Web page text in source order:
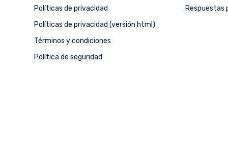
Políticas de privacidad
Políticas de privacidad (versión html)
Términos y condiciones
Política de seguridad
Respuestas